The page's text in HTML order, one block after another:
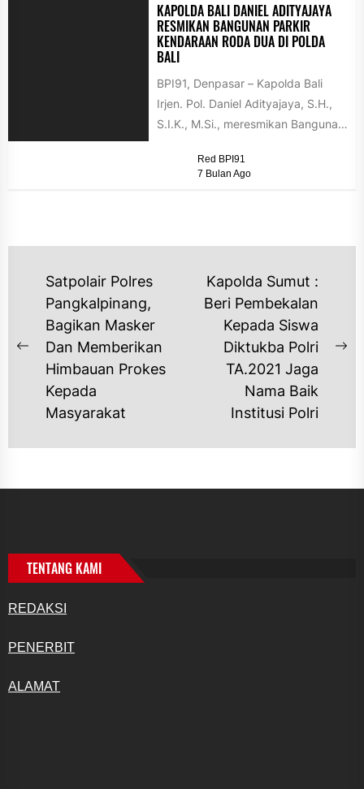
KAPOLDA BALI DANIEL ADITYAJAYA
RESMIKAN BANGUNAN PARKIR
KENDARAAN RODA DUA DI POLDA
BALI
BPI91, Denpasar – Kapolda Bali
Irjen. Pol. Daniel Adityajaya, S.H.,
S.I.K., M.Si., meresmikan Bangunan
Red BPI91
7 Bulan Ago
NAVIGASI
POS
Previous
post:
Satpolair Polres
Pangkalpinang,
Bagikan Masker
Dan Memberikan
Himbauan Prokes
Kepada
Masyarakat
Kapolda Sumut :
Beri Pembekalan
Kepada Siswa
Diktukba Polri
TA.2021 Jaga
Nama Baik
Institusi Polri
TENTANG KAMI
REDAKSI
PENERBIT
ALAMAT